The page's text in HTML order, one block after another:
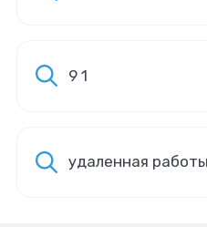
9 1
удаленная